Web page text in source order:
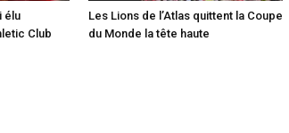
élu
Club
Les Lions de l’Atlas quittent la Coupe
du Monde la tête haute